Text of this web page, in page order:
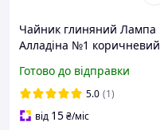
Чайник глиняний Лампа
Алладіна №1 коричневий
церемонії
Готово до відправки
5.0 (1)
від 15₴/міс